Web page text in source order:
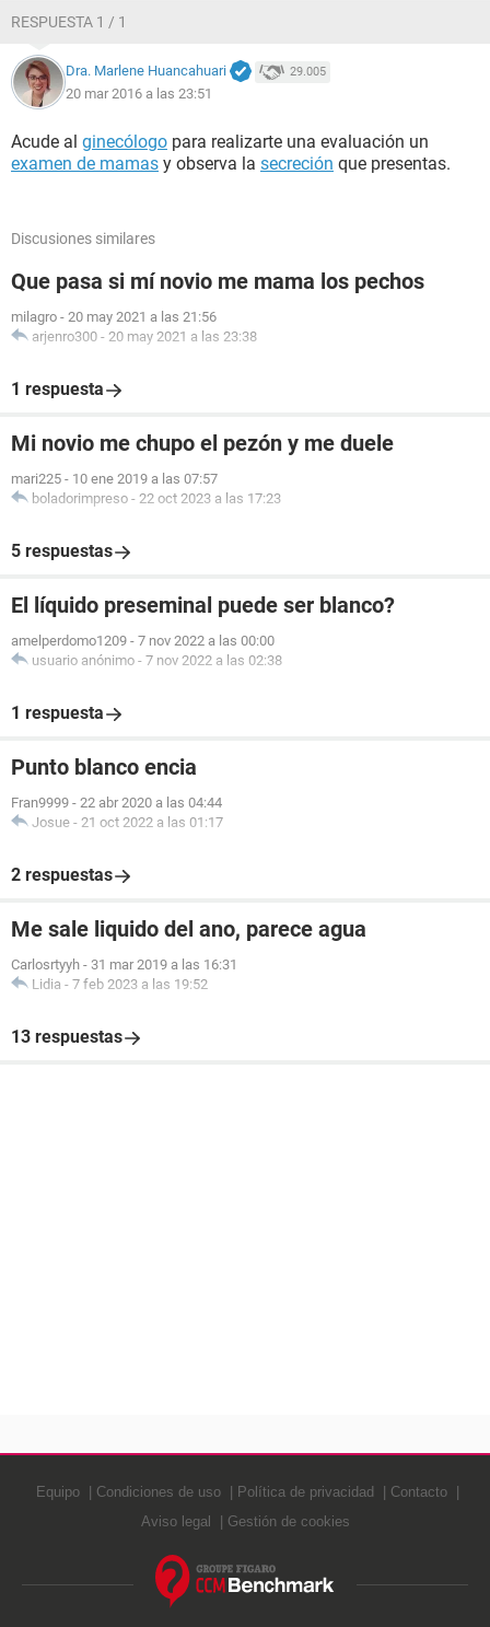
RESPUESTA 1 / 1
Dra. Marlene Huancahuari 29.005
20 mar 2016 a las 23:51
Acude al ginecólogo para realizarte una evaluación un
examen de mamas y observa la secreción que presentas.
Discusiones similares
Que pasa si mí novio me mama los pechos
milagro - 20 may 2021 a las 21:56
arjenro300 - 20 may 2021 a las 23:38
1 respuesta
Mi novio me chupo el pezón y me duele
mari225 - 10 ene 2019 a las 07:57
boladorimpreso - 22 oct 2023 a las 17:23
5 respuestas
El líquido preseminal puede ser blanco?
amelperdomo1209 - 7 nov 2022 a las 00:00
usuario anónimo - 7 nov 2022 a las 02:38
1 respuesta
Punto blanco encia
Fran9999 - 22 abr 2020 a las 04:44
Josue - 21 oct 2022 a las 01:17
2 respuestas
Me sale liquido del ano, parece agua
Carlosrtyyh - 31 mar 2019 a las 16:31
Lidia - 7 feb 2023 a las 19:52
13 respuestas
Equipo Condiciones de uso Política de privacidad
Contacto
Aviso legal
Gestión de cookies